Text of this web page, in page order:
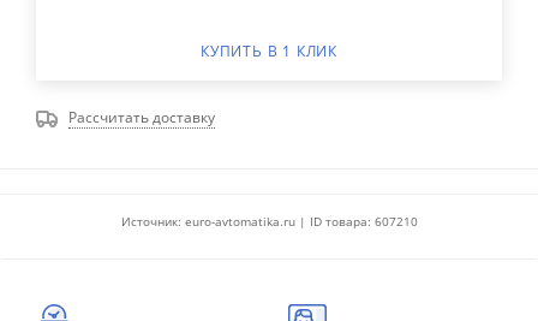
КУПИТЬ В 1 КЛИК
Рассчитать доставку
Источник: euro-avtomatika.ru | ID товара: 607210